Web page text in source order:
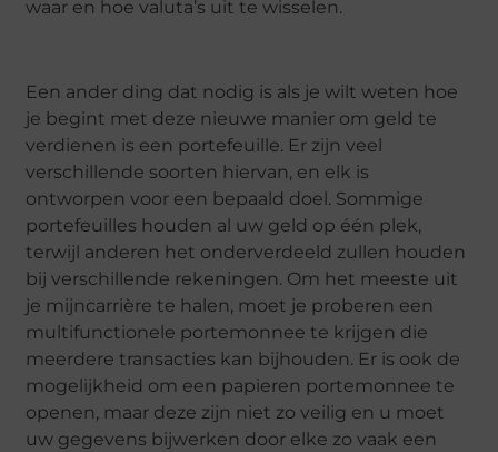
waar en hoe valuta’s uit te wisselen.
Een ander ding dat nodig is als je wilt weten hoe
je begint met deze nieuwe manier om geld te
verdienen is een portefeuille. Er zijn veel
verschillende soorten hiervan, en elk is
ontworpen voor een bepaald doel. Sommige
portefeuilles houden al uw geld op één plek,
terwijl anderen het onderverdeeld zullen houden
bij verschillende rekeningen. Om het meeste uit
je mijncarrière te halen, moet je proberen een
multifunctionele portemonnee te krijgen die
meerdere transacties kan bijhouden. Er is ook de
mogelijkheid om een papieren portemonnee te
openen, maar deze zijn niet zo veilig en u moet
uw gegevens bijwerken door elke zo vaak een